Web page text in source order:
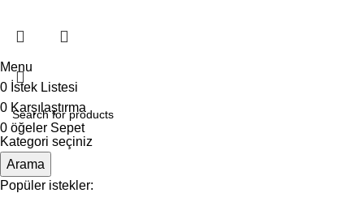
Kategori seçiniz
Arama
Popüler istekler:
Menu
0 İstek Listesi
0 Karşılaştırma
0 öğeler Sepet